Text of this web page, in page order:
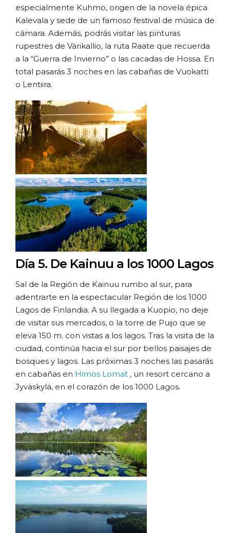
especialmente Kuhmo, origen de la novela épica
Kalevala y sede de un famoso festival de música de
cámara. Además, podrás visitar las pinturas
rupestres de Värikallio, la ruta Raate que recuerda
a la “Guerra de Invierno” o las cacadas de Hossa. En
total pasarás 3 noches en las cabañas de Vuokatti
o Lentiira.
Día 5. De Kainuu a los 1000 Lagos
Sal de la Región de Kainuu rumbo al sur, para
adentrarte en la espectacular Región de los 1000
Lagos de Finlandia. A su llegada a Kuopio, no deje
de visitar sus mercados, o la torre de Puijo que se
eleva 150 m. con vistas a los lagos. Tras la visita de la
ciudad, continúa hacia el sur por bellos paisajes de
bosques y lagos. Las próximas 3 noches las pasarás
en cabañas en Himos Lomat , un resort cercano a
Jyväskylä, en el corazón de los 1000 Lagos.